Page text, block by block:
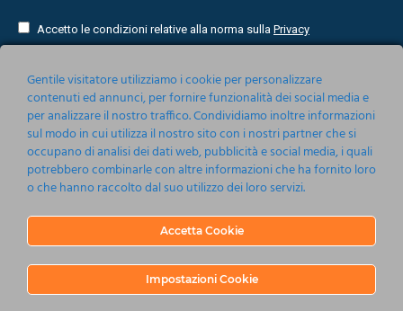
Accetto le condizioni relative alla norma sulla Privacy
Invia
Nonsoloeventi srl 2019-2020
P.IVA 05161201214
C.C.I.A.A. Napoli R.E.A. 737485 - CAPITALE SOCIALE €10.000.00
Gentile visitatore utilizziamo i cookie per personalizzare
contenuti ed annunci, per fornire funzionalità dei social media e
per analizzare il nostro traffico. Condividiamo inoltre informazioni
sul modo in cui utilizza il nostro sito con i nostri partner che si
occupano di analisi dei dati web, pubblicità e social media, i quali
potrebbero combinarle con altre informazioni che ha fornito loro
o che hanno raccolto dal suo utilizzo dei loro servizi.
Accetta Cookie
Impostazioni Cookie